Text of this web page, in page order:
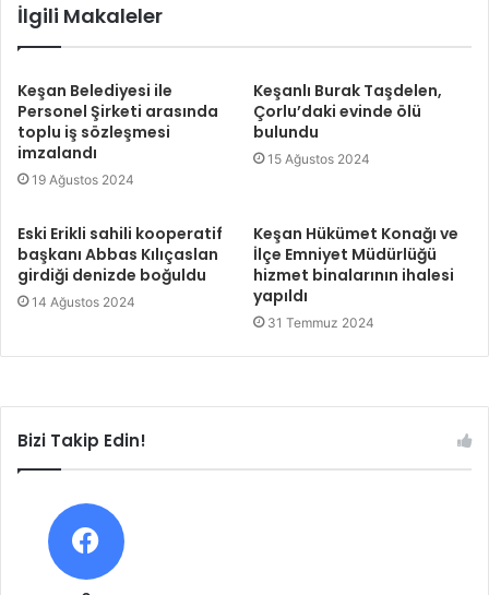
İlgili Makaleler
Keşan Belediyesi ile
Personel Şirketi arasında
toplu iş sözleşmesi
imzalandı
19 Ağustos 2024
Keşanlı Burak Taşdelen,
Çorlu’daki evinde ölü
bulundu
15 Ağustos 2024
Eski Erikli sahili kooperatif
başkanı Abbas Kılıçaslan
girdiği denizde boğuldu
14 Ağustos 2024
Keşan Hükümet Konağı ve
İlçe Emniyet Müdürlüğü
hizmet binalarının ihalesi
yapıldı
31 Temmuz 2024
Bizi Takip Edin!